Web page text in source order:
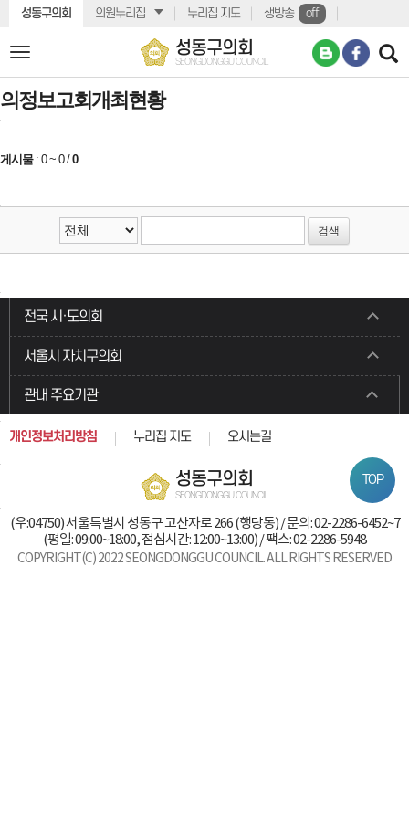
본문바로가기
성동구의회 의원누리집 누리집 지도 생방송 off
성동구의회
SEONGDONGGU COUNCIL
전
뉴
의정보고회개최현황
게시물: 0 ~ 0/0
TOP
전국 시·도의회
서울시 자치구의회
관내 주요기관
개인정보처리방침 누리집 지도 오시는길
성동구의회
SEONGDONGGU COUNCIL
(우:04750) 서울특별시 성동구 고산자로 266 (행당동) / 문의: 02-2286-6452~7
(평일: 09:00~18:00, 점심시간: 12:00~13:00) / 팩스: 02-2286-5948
COPYRIGHT(C) 2022 SEONGDONGGU COUNCIL. ALL RIGHTS RESERVED